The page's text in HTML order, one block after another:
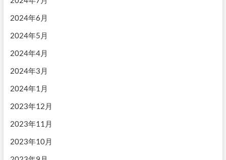
2024年6月
2024年5月
2024年4月
2024年3月
2024年1月
2023年12月
2023年11月
2023年10月